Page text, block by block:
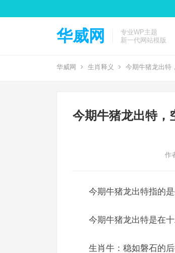
华威网
专业WP主题
新一代网站模版
华威网 生肖释义 今期牛猪龙出特
今期牛猪龙出特，
作
今期牛猪龙出特指的
今期牛猪龙出特是在
生肖牛：稳如磐石的